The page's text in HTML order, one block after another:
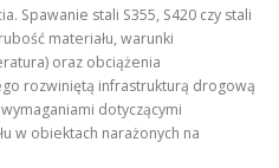
Spawanie stali S355, S420 czy stali
materiału, warunki
oraz obciążenia
rozwiniętą infrastrukturą drogową
dotyczącymi
w obiektach narażonych na